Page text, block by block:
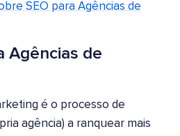
SEO para Agências de
Agências de
é o processo de
agência) a ranquear mais